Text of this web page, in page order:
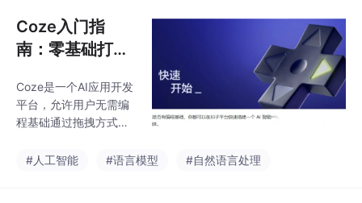
知识库的常见问题如幻
觉和不精准检索，并提
出了针对性解决方案。
文本知识库的发展方
向，指出AI知识库将改
变传统研究方式，特别
理。
Coze入门指
南：零基础打造
Coze是一个AI应用开发
平台，允许用户无需编
程基础通过拖拽方式创
的工作流设计、丰富的
#人工智能 #语言模型 #自然语言处理